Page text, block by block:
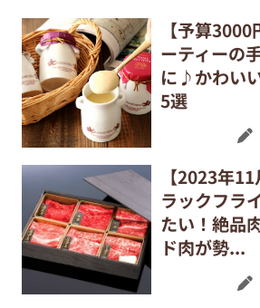
【予算
ーティーの
に♪かわい
5選
【2023年
ラックフラ
たい！絶品
ド肉が勢...